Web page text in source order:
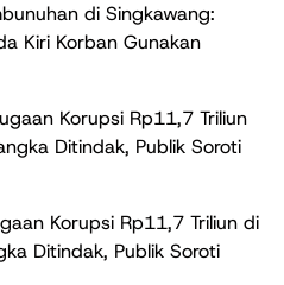
di Singkawang:
Kiri Korban Gunakan
Korupsi Rp11,7 Triliun
Ditindak, Publik Soroti
Korupsi Rp11,7 Triliun di
Ditindak, Publik Soroti